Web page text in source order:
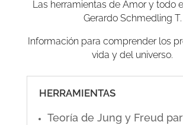
Las herramientas de Amor y todo
Gerardo Schmedling T.
Información para comprender los
vida y del universo.
HERRAMIENTAS
Teoría de Jung y Freud